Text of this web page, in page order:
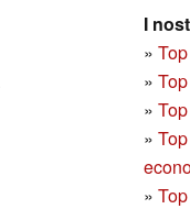
I
»
»
»
»
»